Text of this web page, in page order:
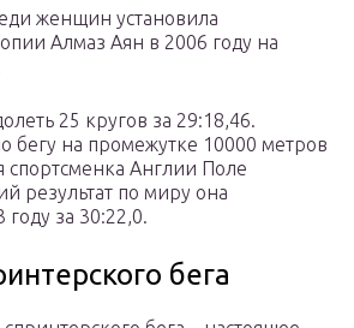
женщин установила
Алмаз Аян в 2006 году на
25 кругов за 29:18,46.
бегу на промежутке 10000 метров
спортсменка Англии Поле
результат по миру она
за 30:22,0.
бега